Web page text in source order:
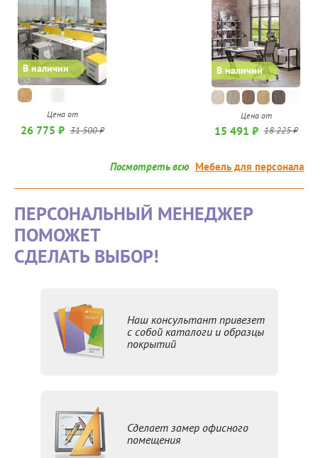
В наличии
Цена от
26 775 ₽ 31 500 ₽
В наличии
Цена от
15 491 ₽ 18 225 ₽
Посмотреть всю Мебель для персонала
ПЕРСОНАЛЬНЫЙ МЕНЕДЖЕР
ПОМОЖЕТ
СДЕЛАТЬ ВЫБОР!
Наш консультант привезет
с собой каталоги и образцы
покрытий
Сделает замер офисного
помещения